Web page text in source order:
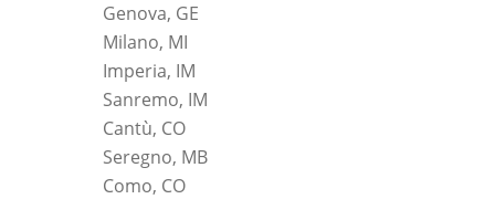
Genova, GE
Milano, MI
Imperia, IM
Sanremo, IM
Cantù, CO
Seregno, MB
Como, CO